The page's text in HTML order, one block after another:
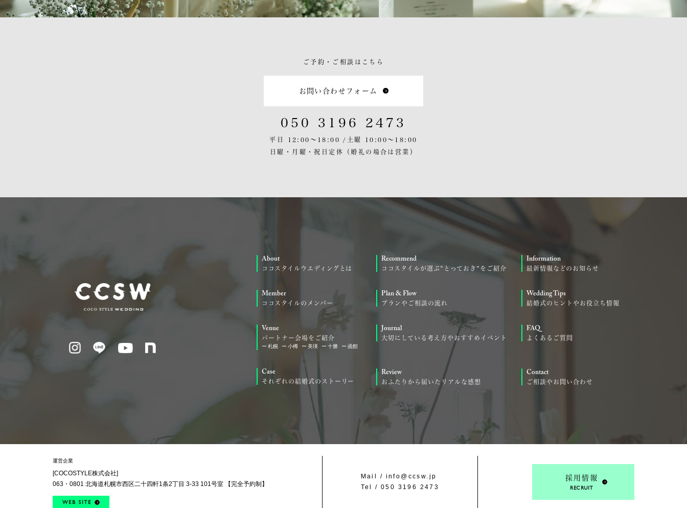
ご予約・ご相談はこちら
お問い合わせフォーム
050 3196 2473
平日 12:00〜18:00 / 土曜 10:00〜18:00
日曜・月曜・祝日定休
（婚礼の場合は営業）
About
ココスタイルウエディングとは
Member
ココスタイルのメンバー
Venue
パートナー会場をご紹介
札幌 小樽 美瑛 十勝 函館
Case
それぞれの結婚式のストーリー
Recommend
ココスタイルが選ぶ“とっておき”をご紹介
Plan & Flow
プランやご相談の流れ
Journal
大切にしている考え方やおすすめイベント
Review
おふたりから届いたリアルな感想
Information
最新情報などのお知らせ
Wedding Tips
結婚式のヒントやお役立ち情報
FAQ
よくあるご質問
Contact
ご相談やお問い合わせ
運営企業
[COCOSTYLE株式会社]
063・0801 北海道札幌市西区二十四軒1条2丁目 3-33 101号室 【完全予約制】
WEB SITE
Mail / info@ccsw.jp
Tel /050 3196 2473
採用情報
RECRUIT